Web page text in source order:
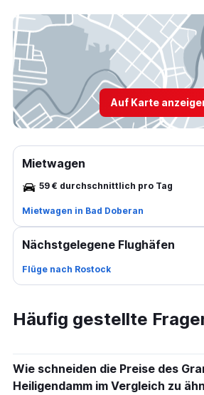
Auf Karte
Mietwagen
59 € durchschnittlich pro Tag
Mietwagen in Bad Doberan
Nächstgelegene Flughäfen
Flüge nach Rostock
Häufig gestellte
Wie schneiden die Preise des
Heiligendamm im Vergleich zu